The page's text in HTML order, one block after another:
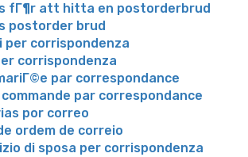
fГ¶r att hitta en postorderbrud
postorder brud
per corrispondenza
corrispondenza
par correspondance
par correspondance
por correo
ordem de correio
di sposa per corrispondenza